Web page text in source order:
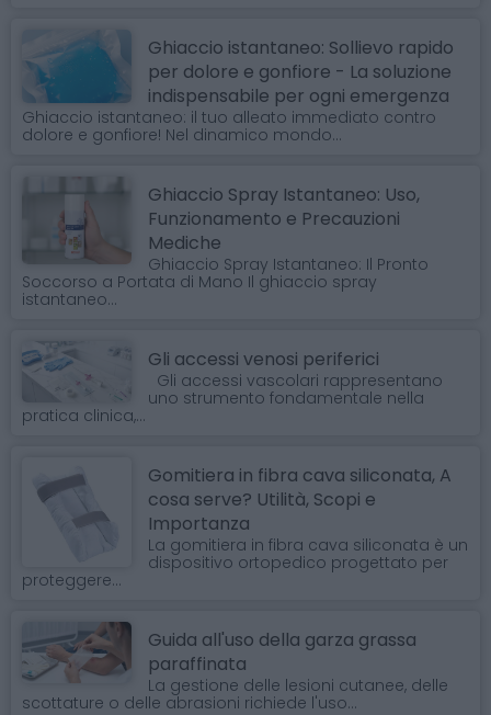
Ghiaccio istantaneo: Sollievo rapido
per dolore e gonfiore - La soluzione
indispensabile per ogni emergenza
Ghiaccio istantaneo: il tuo alleato immediato contro
dolore e gonfiore! Nel dinamico mondo...
Ghiaccio Spray Istantaneo: Uso,
Funzionamento e Precauzioni
Mediche
Ghiaccio Spray Istantaneo: Il Pronto
Soccorso a Portata di Mano Il ghiaccio spray
istantaneo...
Gli accessi venosi periferici
Gli accessi vascolari rappresentano
uno strumento fondamentale nella
pratica clinica,...
Gomitiera in fibra cava siliconata, A
cosa serve? Utilità, Scopi e
Importanza
La gomitiera in fibra cava siliconata è un
dispositivo ortopedico progettato per
proteggere...
Guida all'uso della garza grassa
paraffinata
La gestione delle lesioni cutanee, delle
scottature o delle abrasioni richiede l'uso...